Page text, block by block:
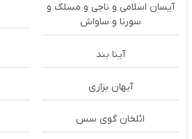
آیسان اسلامی و ناجی و مسلک و
سورنا و ساواش
آینا بند
آیهان بزازی
ائلخان گوی سس